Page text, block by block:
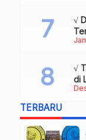
√
√
di
TERBARU